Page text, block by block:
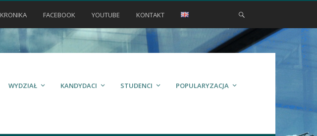
KRONIKA FACEBOOK YOUTUBE KONTAKT
WYDZIAŁ KANDYDACI STUDENCI POPULARYZACJA